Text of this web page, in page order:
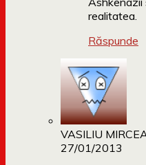
realitatea.
Răspunde
VASILIU
27/01/2013